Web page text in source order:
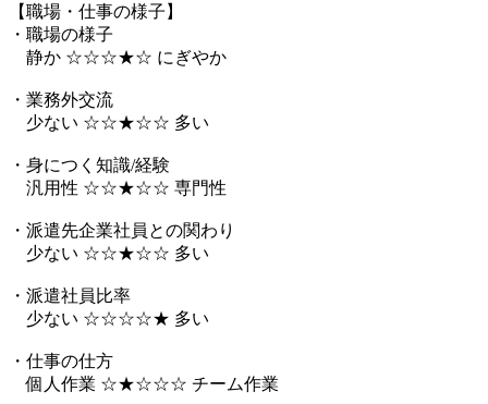
【職場・仕事の様子】
・職場の様子
静か ☆☆☆★☆ にぎやか
・業務外交流
少ない ☆☆★☆☆ 多い
・身につく知識/経験
汎用性 ☆☆★☆☆ 専門性
・派遣先企業社員との関わり
少ない ☆☆★☆☆ 多い
・派遣社員比率
少ない ☆☆☆☆★ 多い
・仕事の仕方
個人作業 ☆★☆☆☆ チーム作業